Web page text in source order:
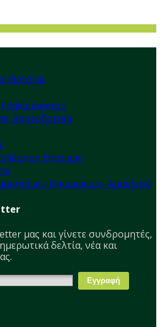
Πατάτας
Καλαμποκιού
Χορτοδοτικά
Εντόμων
Οπωρώνων- Αμπελιού
μας και γίνετε συνδρομητές,
δελτία, νέα και